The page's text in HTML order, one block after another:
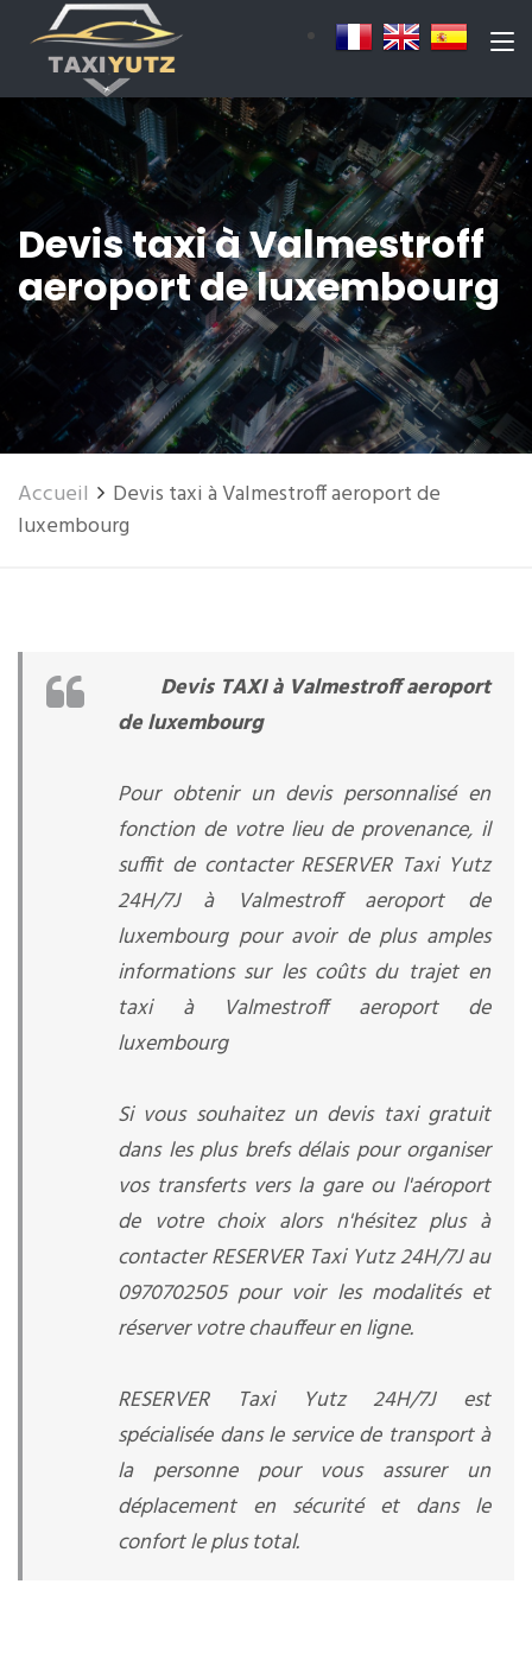
Devis taxi à Valmestroff
aeroport de luxembourg
Accueil
Devis taxi à Valmestroff aeroport de
luxembourg
Devis TAXI à Valmestroff aeroport
de luxembourg
Pour obtenir un devis personnalisé en
fonction de votre lieu de provenance, il
suffit de contacter RESERVER Taxi Yutz
24H/7J à Valmestroff aeroport de
luxembourg pour avoir de plus amples
informations sur les coûts du trajet en
taxi à Valmestroff aeroport de
luxembourg
Si vous souhaitez un devis taxi gratuit
dans les plus brefs délais pour organiser
vos transferts vers la gare ou l'aéroport
de votre choix alors n'hésitez plus à
contacter RESERVER Taxi Yutz 24H/7J au
0970702505 pour voir les modalités et
réserver votre chauffeur en ligne.
RESERVER Taxi Yutz 24H/7J est
spécialisée dans le service de transport à
la personne pour vous assurer un
déplacement en sécurité et dans le
confort le plus total.